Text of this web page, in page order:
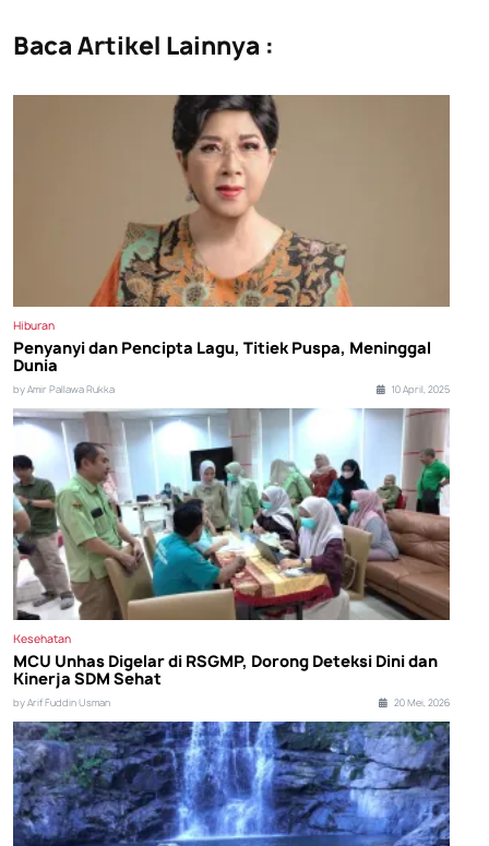
Baca Artikel Lainnya :
Hiburan
Penyanyi dan Pencipta Lagu, Titiek Puspa, Meninggal
Dunia
by Amir Pallawa Rukka 10 April, 2025
Kesehatan
MCU Unhas Digelar di RSGMP, Dorong Deteksi Dini dan
Kinerja SDM Sehat
by Arif Fuddin Usman 20 Mei, 2026